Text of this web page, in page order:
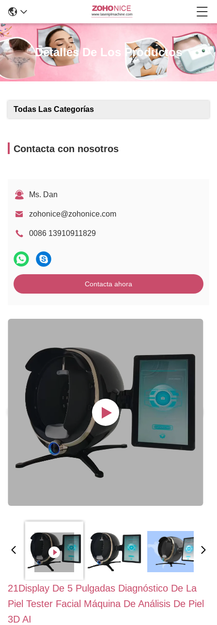
Detalles De Los Productos
Todas Las Categorías
Contacta con nosotros
Ms. Dan
zohonice@zohonice.com
0086 13910911829
Contacta ahora
21Display De 5 Pulgadas Diagnóstico De La
Piel Tester Facial Máquina De Análisis De Piel
3D AI